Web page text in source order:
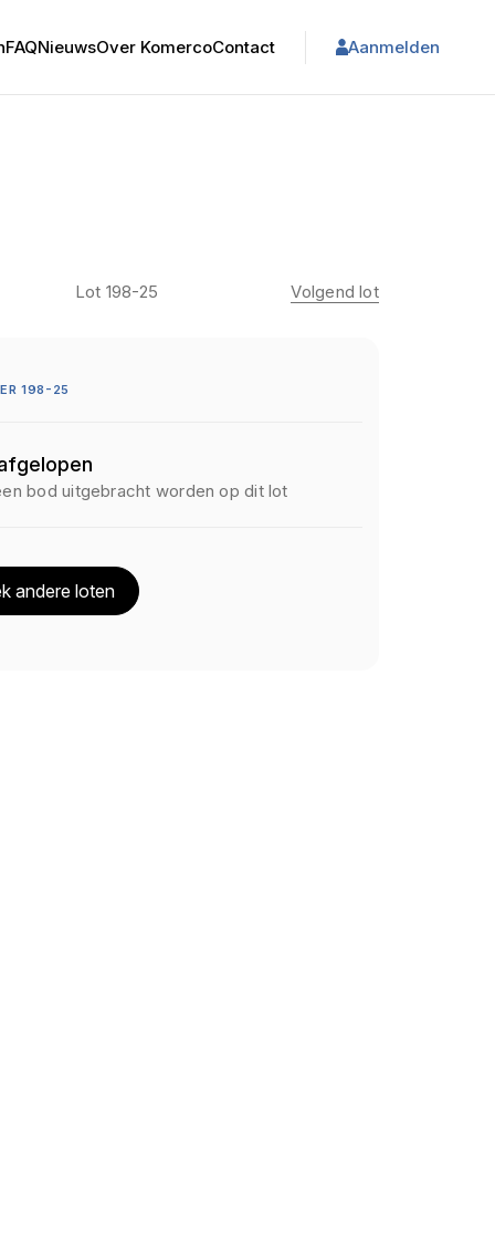
FAQNieuwsOver KomercoContact Aanmelden
Lot 198-25 Volgend lot
198-25
bod uitgebracht worden op dit lot
andere loten